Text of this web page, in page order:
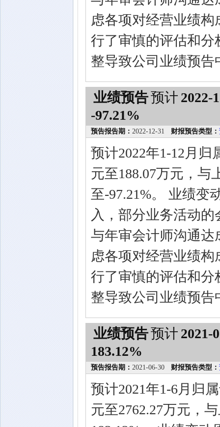
虑各项对经营业绩
行了审慎的评估和
整导致公司业绩预
业绩预告预计 2022-
-97.21%
预告报告期： 2022-12-31 财报预告类型：
预计2022年1-12月
元至188.07万元，与
至-97.21%。 业绩变
入，部分业务活动
与年审会计师沟通
虑各项对经营业绩
行了审慎的评估和
整导致公司业绩预
业绩预告预计 2021-
183.12%
预告报告期： 2021-06-30 财报预告类型：
预计2021年1-6月归
元至2762.27万元，